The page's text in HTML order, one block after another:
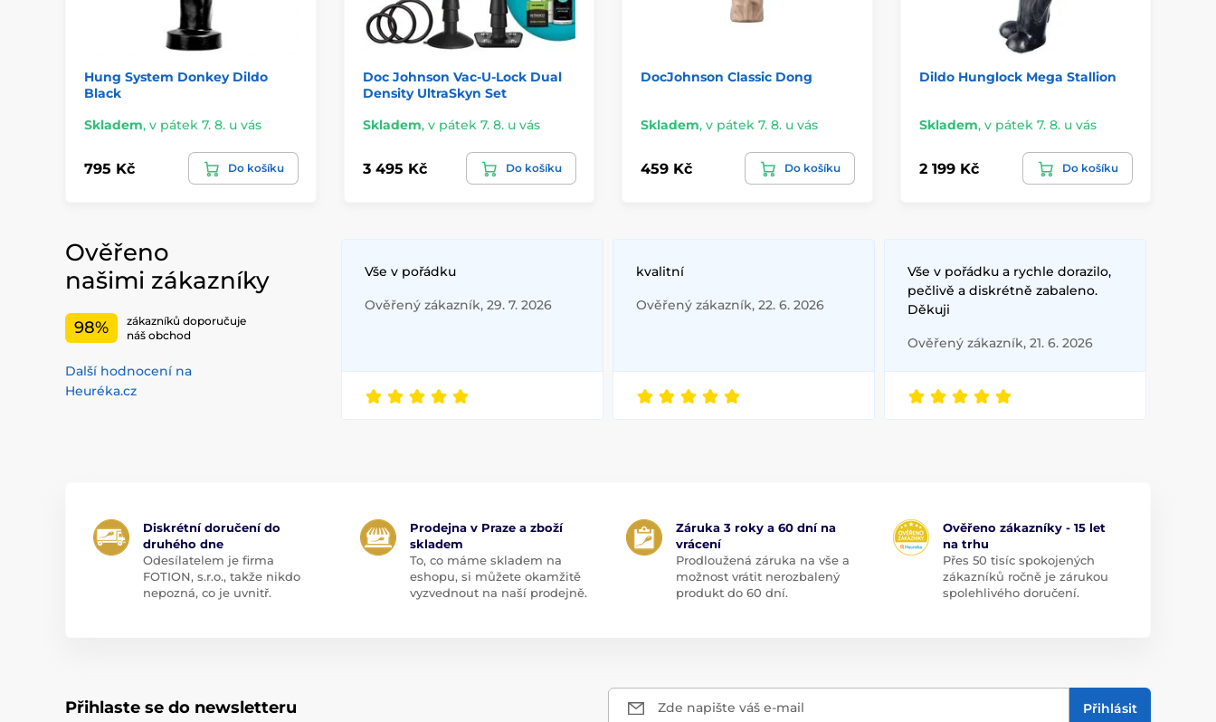
Hung System Donkey Dildo
Black
Skladem, v pátek 7. 8. u vás
795 Kč Do košíku
Doc Johnson Vac-U-Lock Dual
Density UltraSkyn Set
Skladem, v pátek 7. 8. u vás
3 495 Kč Do košíku
DocJohnson Classic Dong
Skladem, v pátek 7. 8. u vás
459 Kč Do košíku
Dildo Hunglock Mega Stallion
Skladem, v pátek 7. 8. u vás
2 199 Kč Do košíku
Ověřeno
našimi zákazníky
98%
zákazníků doporučuje
náš obchod
Další hodnocení na
Heuréka.cz
Vše v pořádku
Ověřený zákazník, 29. 7. 2026
kvalitní
Ověřený zákazník, 22. 6. 2026
Vše v pořádku a rychle dorazilo,
pečlivě a diskrétně zabaleno.
Děkuji
Ověřený zákazník, 21. 6. 2026
Diskrétní doručení do
druhého dne
Odesílatelem je firma
FOTION, s.r.o., takže nikdo
nepozná, co je uvnitř.
Prodejna v Praze a zboží
skladem
To, co máme skladem na
eshopu, si můžete okamžitě
vyzvednout na naší prodejně.
Záruka 3 roky a 60 dní na
vrácení
Prodloužená záruka na vše a
možnost vrátit nerozbalený
produkt do 60 dní.
Ověřeno zákazníky - 15 let
na trhu
Přes 50 tisíc spokojených
zákazníků ročně je zárukou
spolehlivého doručení.
Přihlaste se do newsletteru Zde napište váš e-mail Přihlásit